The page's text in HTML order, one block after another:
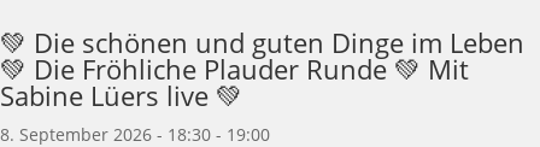
💚 Die schönen und guten Dinge im Leben
💚 Die Fröhliche Plauder Runde 💚 Mit
Sabine Lüers live 💚
8. September 2026 - 18:30 - 19:00